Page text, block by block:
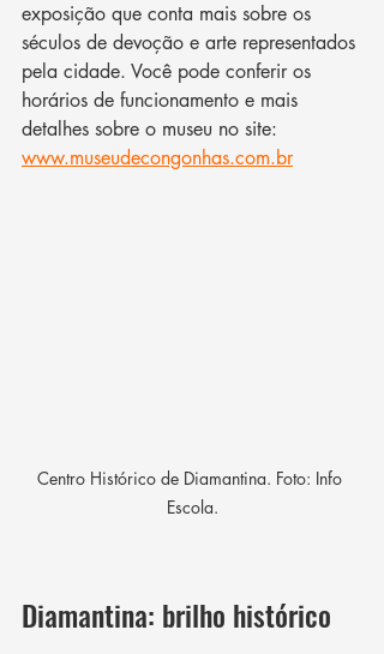
exposição que conta mais sobre os
séculos de devoção e arte representados
pela cidade. Você pode conferir os
horários de funcionamento e mais
detalhes sobre o museu no site:
www.museudecongonhas.com.br
Centro Histórico de Diamantina. Foto: Info
Escola.
Diamantina: brilho histórico